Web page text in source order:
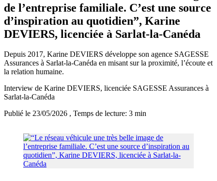
de l’entreprise familiale. C’est une source
d’inspiration au quotidien”, Karine
DEVIERS, licenciée à Sarlat-la-Canéda
Depuis 2017, Karine DEVIERS développe son agence SAGESSE
Assurances à Sarlat-la-Canéda en misant sur la proximité, l’écoute et
la relation humaine.
Interview de Karine DEVIERS, licenciée SAGESSE Assurances à
Sarlat-la-Canéda
Publié le 23/05/2026 , Temps de lecture: 3 min